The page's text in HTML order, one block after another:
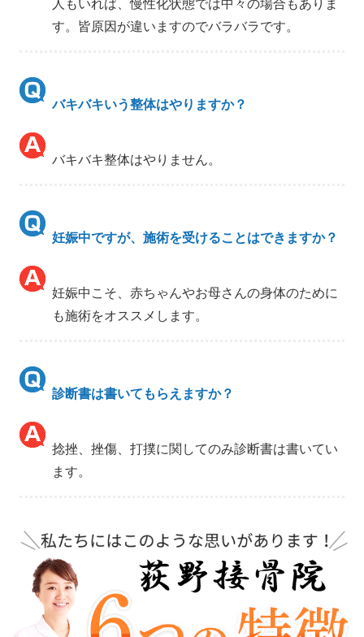
人もいれば、慢性化状態では中々の場合もありま
す。皆原因が違いますのでバラバラです。
バキバキいう整体はやりますか？
バキバキ整体はやりません。
妊娠中ですが、施術を受けることはできますか？
妊娠中こそ、赤ちゃんやお母さんの身体のために
も施術をオススメします。
診断書は書いてもらえますか？
捻挫、挫傷、打撲に関してのみ診断書は書いてい
ます。